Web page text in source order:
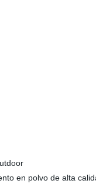
en polvo de alta